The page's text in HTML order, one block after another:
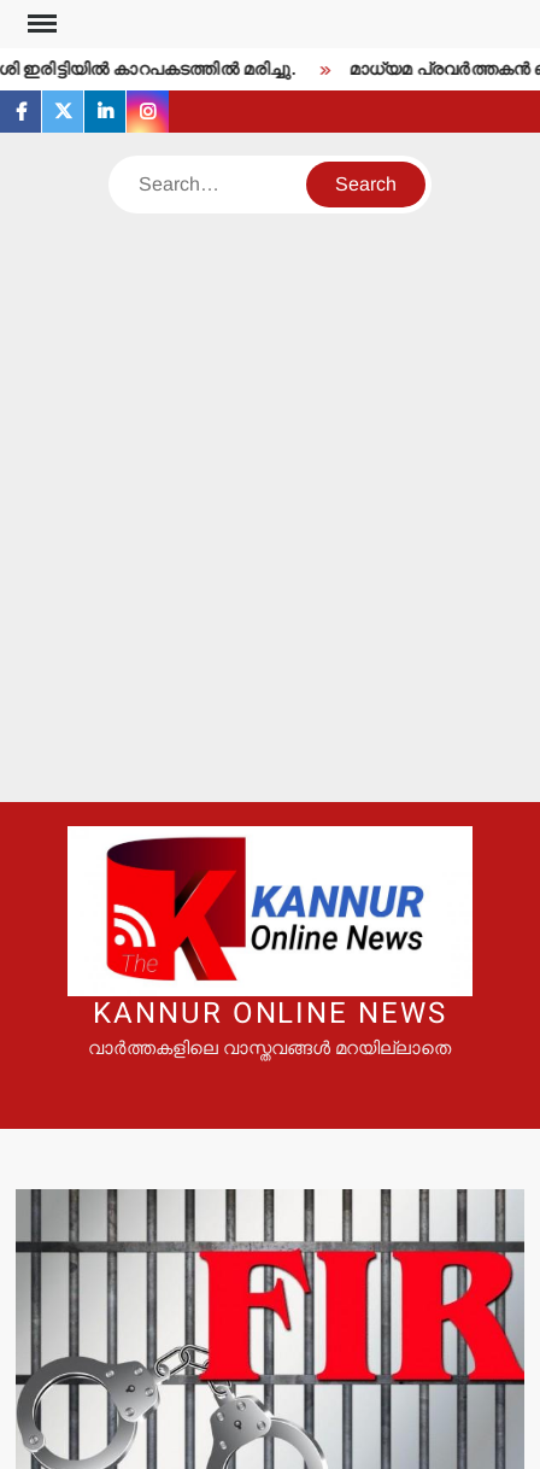
Skip
content
കാറപകടത്തില്‍ മരിച്ചു. മാധ്യമ പ്രവര്‍ത്തകന്‍
facebook
twitterlinkedininstagram
Search
KANNUR ONLINE NEWS
വാർത്തകളിലെ വാസ്തവങ്ങൾ മറയില്ലാതെ